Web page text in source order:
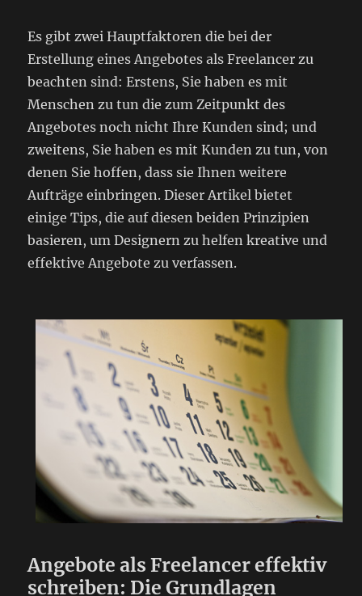
Es gibt zwei Hauptfaktoren die bei der
Erstellung eines Angebotes als Freelancer zu
beachten sind: Erstens, Sie haben es mit
Menschen zu tun die zum Zeitpunkt des
Angebotes noch nicht Ihre Kunden sind; und
zweitens, Sie haben es mit Kunden zu tun, von
denen Sie hoffen, dass sie Ihnen weitere
Aufträge einbringen. Dieser Artikel bietet
einige Tips, die auf diesen beiden Prinzipien
basieren, um Designern zu helfen kreative und
effektive Angebote zu verfassen.
Angebote als Freelancer effektiv
schreiben: Die Grundlagen